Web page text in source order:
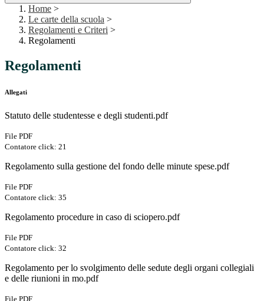
Home >
Le carte della scuola >
Regolamenti e Criteri >
Regolamenti
Regolamenti
Allegati
Statuto delle studentesse e degli studenti.pdf
File PDF
Contatore click: 21
Regolamento sulla gestione del fondo delle minute spese.pdf
File PDF
Contatore click: 35
Regolamento procedure in caso di sciopero.pdf
File PDF
Contatore click: 32
Regolamento per lo svolgimento delle sedute degli organi collegiali
e delle riunioni in mo.pdf
File PDF